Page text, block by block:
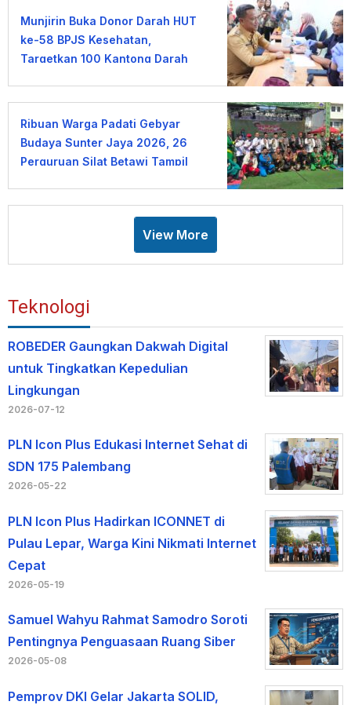
Munjirin Buka Donor Darah HUT
ke-58 BPJS Kesehatan,
Targetkan 100 Kantong Darah
Ribuan Warga Padati Gebyar
Budaya Sunter Jaya 2026, 26
Perguruan Silat Betawi Tampil
View More
Teknologi
ROBEDER Gaungkan Dakwah Digital
untuk Tingkatkan Kepedulian
Lingkungan
2026-07-12
PLN Icon Plus Edukasi Internet Sehat di
SDN 175 Palembang
2026-05-22
PLN Icon Plus Hadirkan ICONNET di
Pulau Lepar, Warga Kini Nikmati Internet
Cepat
2026-05-19
Samuel Wahyu Rahmat Samodro Soroti
Pentingnya Penguasaan Ruang Siber
2026-05-08
Pemprov DKI Gelar Jakarta SOLID,